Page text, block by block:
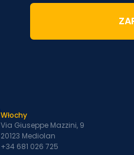
Włochy
Via Giuseppe Mazzini, 9
20123 Mediolan
+34 681 026 725